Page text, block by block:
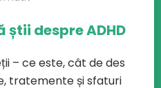
știi despre ADHD
– ce este, cât de des
tratemente și sfaturi